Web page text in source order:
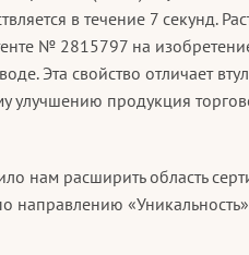
в течение 7 секунд.
№ 2815797 на
Эта свойство отличает
улучшению продукция
нам расширить область
направлению